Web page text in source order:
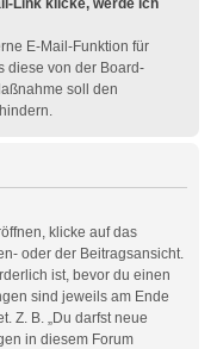
Link klicke, werde ich
E-Mail-Funktion für
diese von der Board-
soll den
klicke auf das
oder der Beitragsansicht.
ist, bevor du einen
sind jeweils am Ende
Z. B. „Du darfst neue
in diesem Forum